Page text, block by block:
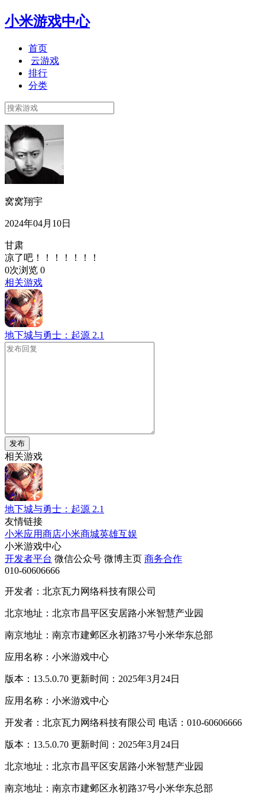
小米游戏中心
首页
云游戏
排行
分类
窝窝翔宇
2024年04月10日
甘肃
凉了吧！！！！！！！
0次浏览 0
相关游戏
地下城与勇士：起源 2.1
发布
相关游戏
地下城与勇士：起源 2.1
友情链接
小米应用商店小米商城英雄互娱
小米游戏中心
开发者平台 微信公众号 微博主页 商务合作
010-60606666
开发者：北京瓦力网络科技有限公司
北京地址：北京市昌平区安居路小米智慧产业园
南京地址：南京市建邺区永初路37号小米华东总部
应用名称：小米游戏中心
版本：13.5.0.70 更新时间：2025年3月24日
应用名称：小米游戏中心
开发者：北京瓦力网络科技有限公司 电话：010-60606666
版本：13.5.0.70 更新时间：2025年3月24日
北京地址：北京市昌平区安居路小米智慧产业园
南京地址：南京市建邺区永初路37号小米华东总部